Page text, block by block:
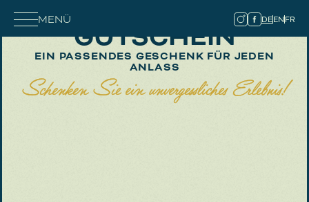
MENÜ DEEN FR
GUTSCHEIN
EIN PASSENDES GESCHENK FÜR JEDEN
ANLASS
Schenken Sie ein unvergessliches Erlebnis!